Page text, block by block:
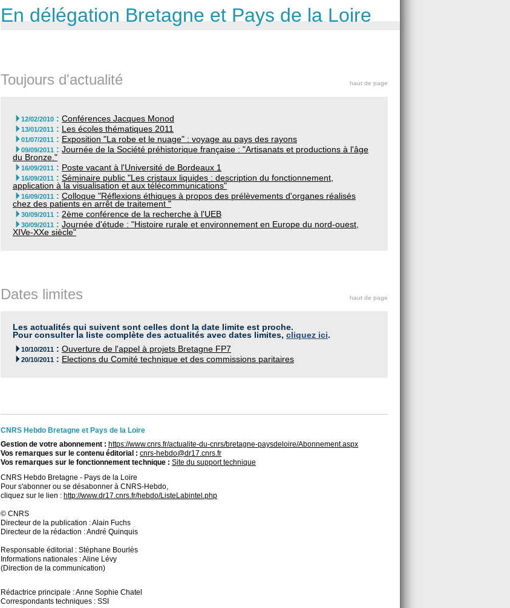
En délégation Bretagne et Pays de la Loire
Toujours d'actualité haut de page
12/02/2010 : Conférences Jacques Monod
13/01/2011 : Les écoles thématiques 2011
01/07/2011 : Exposition "La robe et le nuage" : voyage au pays des rayons
09/09/2011 : Journée de la Société préhistorique française : "Artisanats et productions à l'âge
du Bronze."
16/09/2011 : Poste vacant à l'Université de Bordeaux 1
16/09/2011 : Séminaire public "Les cristaux liquides : description du fonctionnement,
application à la visualisation et aux télécommunications"
16/09/2011 : Colloque "Réflexions éthiques à propos des prélèvements d'organes réalisés
chez des patients en arrêt de traitement "
30/09/2011 : 2ème conférence de la recherche à l'UEB
30/09/2011 : Journée d'étude : "Histoire rurale et environnement en Europe du nord-ouest,
XIVe-XXe siècle"
Dates limites haut de page
Les actualités qui suivent sont celles dont la date limite est proche.
Pour consulter la liste complète des actualités avec dates limites, cliquez ici.
10/10/2011 : Ouverture de l'appel à projets Bretagne FP7
20/10/2011 : Elections du Comité technique et des commissions paritaires
CNRS Hebdo Bretagne et Pays de la Loire
Gestion de votre abonnement : https://www.cnrs.fr/actualite-du-cnrs/bretagne-paysdeloire/Abonnement.aspx
Vos remarques sur le contenu éditorial : cnrs-hebdo@dr17.cnrs.fr
Vos remarques sur le fonctionnement technique : Site du support technique
CNRS Hebdo Bretagne - Pays de la Loire
Pour s'abonner ou se désabonner à CNRS-Hebdo,
cliquez sur le lien : http://www.dr17.cnrs.fr/hebdo/ListeLabintel.php
© CNRS
Directeur de la publication : Alain Fuchs
Directeur de la rédaction : André Quinquis
Responsable éditorial : Stéphane Bourlès
Informations nationales : Aline Lévy
(Direction de la communication)
Rédactrice principale : Anne Sophie Chatel
Correspondants techniques : SSI